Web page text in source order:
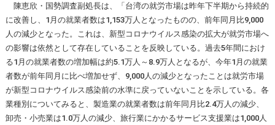
陳恵欣・国勢調査副処長は、「台湾の就労市場は昨年下半期から持続的
に改善し、1月の就業者数は1,153万人となったものの、前年同月比9,000
人の減少となった。これは、新型コロナウイルス感染の拡大が就労市場へ
の影響は依然として存在していることを反映している。過去5年間におけ
る1月の就業者数の増加幅は約5.1万人～8.9万人となるが、今年1月の就業
者数が前年同月に比べ増加せず、9,000人の減少となったことは就労市場
が新型コロナウイルス感染前の水準に戻っていないことを示している。各
業種別についてみると、製造業の就業者数は前年同月比2.4万人の減少、
卸売・小売業は1.0万人の減少、旅行業にかかるサービス支援業は1,000人